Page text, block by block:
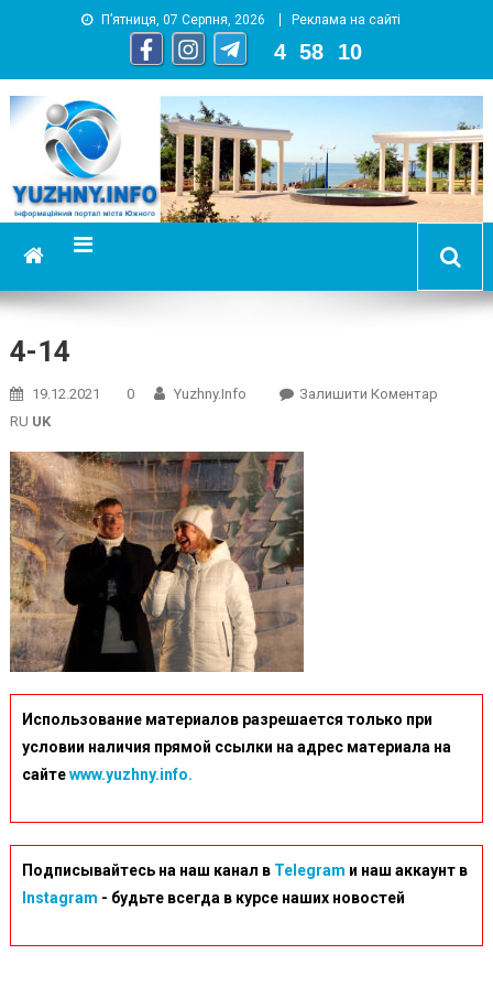
П’ятниця, 07 Серпня, 2026 Реклама на сайті
4 58 11
YUZHNY.INFO
информационный портал города Южный
4-14
19.12.2021 0 Yuzhny.info Залишити КоментарOn
RU UK
Использование материалов разрешается только при
условии наличия прямой ссылки на адрес материала на
сайтеwww.yuzhny.info.
Подписывайтесь на наш канал в Telegram и наш аккаунт в
Instagram - будьте всегда в курсе наших новостей